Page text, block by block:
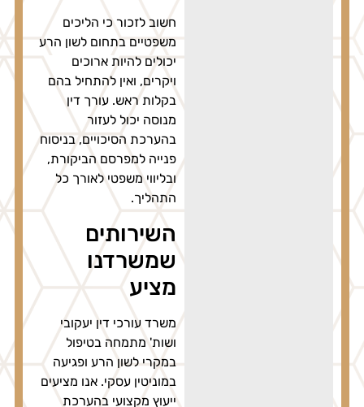
חשוב לזכור כי הליכים
משפטיים בתחום לשון הרע
יכולים להיות ארוכים
ויקרים, ואין להתחיל בהם
בקלות ראש. עורך דין
מנוסה יכול לעזור
בהערכת הסיכויים, בניסוח
פנייה למפרסם הביקורת,
ובליווי משפטי לאורך כל
התהליך.
השירותים
שמשרדנו
מציע
משרד עורכי דין יעקובי
ושות' מתמחה בטיפול
במקרי לשון הרע ופגיעה
במוניטין עסקי. אנו מציעים
ייעוץ מקצועי בהערכת